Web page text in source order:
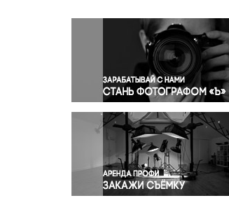
Окружающая среда
Политика
Правосудие
Происшествия и конфликты
Религия
Светская жизнь
Спорт
Экология
Экономика и бизнес